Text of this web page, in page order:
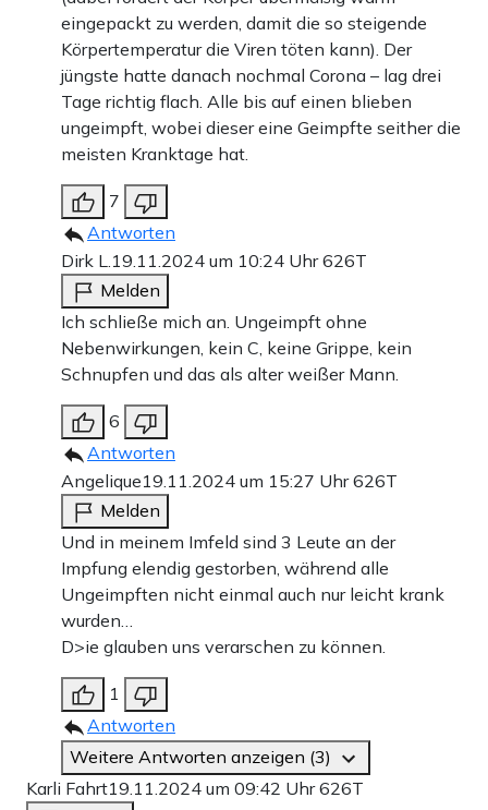
eingepackt zu werden, damit die so steigende
Körpertemperatur die Viren töten kann). Der
jüngste hatte danach nochmal Corona – lag drei
Tage richtig flach. Alle bis auf einen blieben
ungeimpft, wobei dieser eine Geimpfte seither die
meisten Kranktage hat.
7
Antworten
Dirk L.19.11.2024 um 10:24 Uhr626T
Melden
Ich schließe mich an. Ungeimpft ohne
Nebenwirkungen, kein C, keine Grippe, kein
Schnupfen und das als alter weißer Mann.
6
Antworten
Angelique19.11.2024 um 15:27 Uhr626T
Melden
Und in meinem Imfeld sind 3 Leute an der
Impfung elendig gestorben, während alle
Ungeimpften nicht einmal auch nur leicht krank
wurden…
D>ie glauben uns verarschen zu können.
1
Antworten
Weitere Antworten anzeigen (3)
Karli Fahrt19.11.2024 um 09:42 Uhr626T